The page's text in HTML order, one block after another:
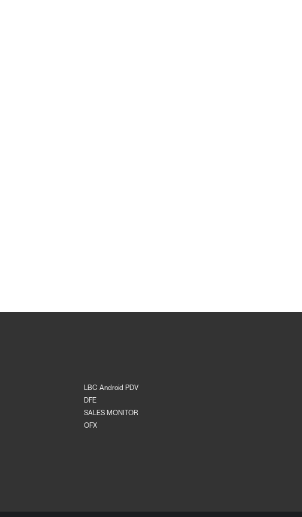
LBC Android PDV
DFE
SALES MONITOR
OFX